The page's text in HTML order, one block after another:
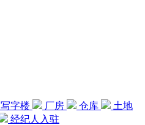
写字楼 厂房 仓库
土地
经纪人入驻